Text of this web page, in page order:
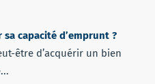
capacité d’emprunt ?
être d’acquérir un bien